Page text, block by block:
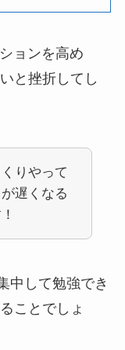
ョンを高め
と挫折してし
りやって
遅くなる
中して勉強でき
ことでしょ